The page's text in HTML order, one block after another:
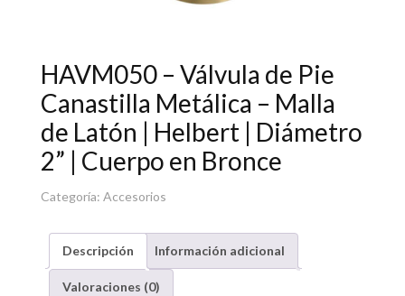
HAVM050 – Válvula de Pie
Canastilla Metálica – Malla
de Latón | Helbert | Diámetro
2” | Cuerpo en Bronce
Categoría: Accesorios
Descripción Información adicional
Valoraciones (0)